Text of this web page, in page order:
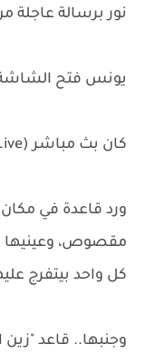
نور برسالة عاجلة
يونس فتح
كان بث مباشر (Live)
ورد قاعدة في
مقصوص، وعينيها
كل واحد بيتفرج
وجنبها.. قاعد